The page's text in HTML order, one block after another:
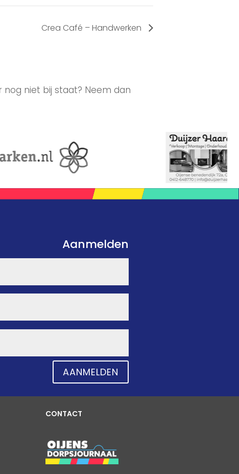
Crea Café – Handwerken
niet bij staat? Neem dan
Aanmelden
AANMELDEN
CONTACT